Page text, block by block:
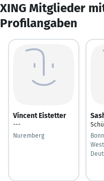
XING Mitglieder
Profilangaben
Vincent Eistetter
---
Nuremberg